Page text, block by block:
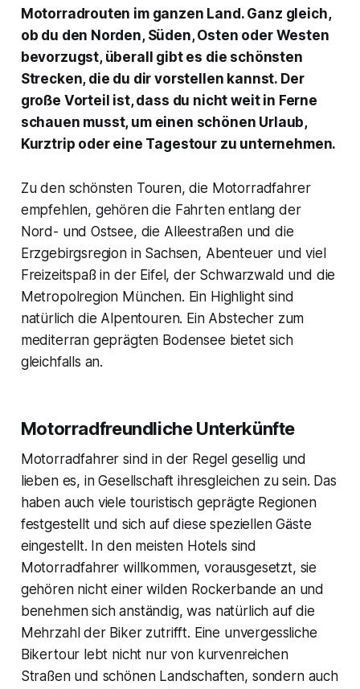
Motorradrouten im ganzen Land. Ganz gleich,
ob du den Norden, Süden, Osten oder Westen
bevorzugst, überall gibt es die schönsten
Strecken, die du dir vorstellen kannst. Der
große Vorteil ist, dass du nicht weit in Ferne
schauen musst, um einen schönen Urlaub,
Kurztrip oder eine Tagestour zu unternehmen.
Zu den schönsten Touren, die Motorradfahrer
empfehlen, gehören die Fahrten entlang der
Nord- und Ostsee, die Alleestraßen und die
Erzgebirgsregion in Sachsen, Abenteuer und viel
Freizeitspaß in der Eifel, der Schwarzwald und die
Metropolregion München. Ein Highlight sind
natürlich die Alpentouren. Ein Abstecher zum
mediterran geprägten Bodensee bietet sich
gleichfalls an.
Motorradfreundliche Unterkünfte
Motorradfahrer sind in der Regel gesellig und
lieben es, in Gesellschaft ihresgleichen zu sein. Das
haben auch viele touristisch geprägte Regionen
festgestellt und sich auf diese speziellen Gäste
eingestellt. In den meisten Hotels sind
Motorradfahrer willkommen, vorausgesetzt, sie
gehören nicht einer wilden Rockerbande an und
benehmen sich anständig, was natürlich auf die
Mehrzahl der Biker zutrifft. Eine unvergessliche
Bikertour lebt nicht nur von kurvenreichen
Straßen und schönen Landschaften, sondern auch